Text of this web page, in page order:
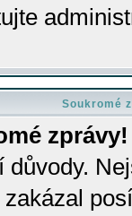
Soukromé
zprávy!